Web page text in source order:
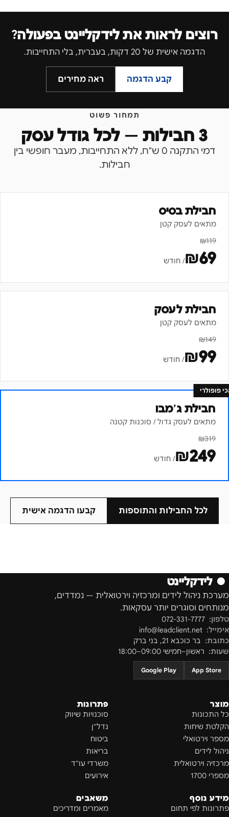
רוצים לראות את לידקליינט בפעולה?
הדגמה אישית של 20 דקות, בעברית, בלי התחייבות.
קבע הדגמה ראה מחירים
תמחור פשוט
3 חבילות — לכל גודל עסק
דמי התקנה 0 ש"ח, ללא התחייבות, מעבר חופשי בין
חבילות.
חבילת בסיס
מתאים לעסק קטן
₪119
₪69 / חודש
חבילת לעסק
מתאים לעסק קטן
₪149
₪99 / חודש
פופולרי
חבילת ג׳מבו
מתאים לעסק גדול / סוכנות קטנה
₪319
₪249 / חודש
לכל החבילות והתוספות קבעו הדגמה אישית
● לידקליינט
מערכת ניהול לידים ומרכזיה וירטואלית — נמדדים,
מנותחים וסוגרים יותר עסקאות.
טלפון: 072-331-7777
אימייל: info@leadclient.net
כתובת: בר כוכבא 21 , בני ברק
שעות: ראשון–חמישי 09:00–18:00
App Store
Google Play
מוצר
כל התכונות
הקלטת שיחות
מספר וירטואלי
ניהול לידים
מרכזיה וירטואלית
מספרי 1700
פתרונות
סוכנויות שיווק
נדל"ן
ביטוח
בריאות
משרדי עו"ד
אירועים
מידע נוסף
פתרונות לפי תחום
משאבים
מאמרים ומדריכים